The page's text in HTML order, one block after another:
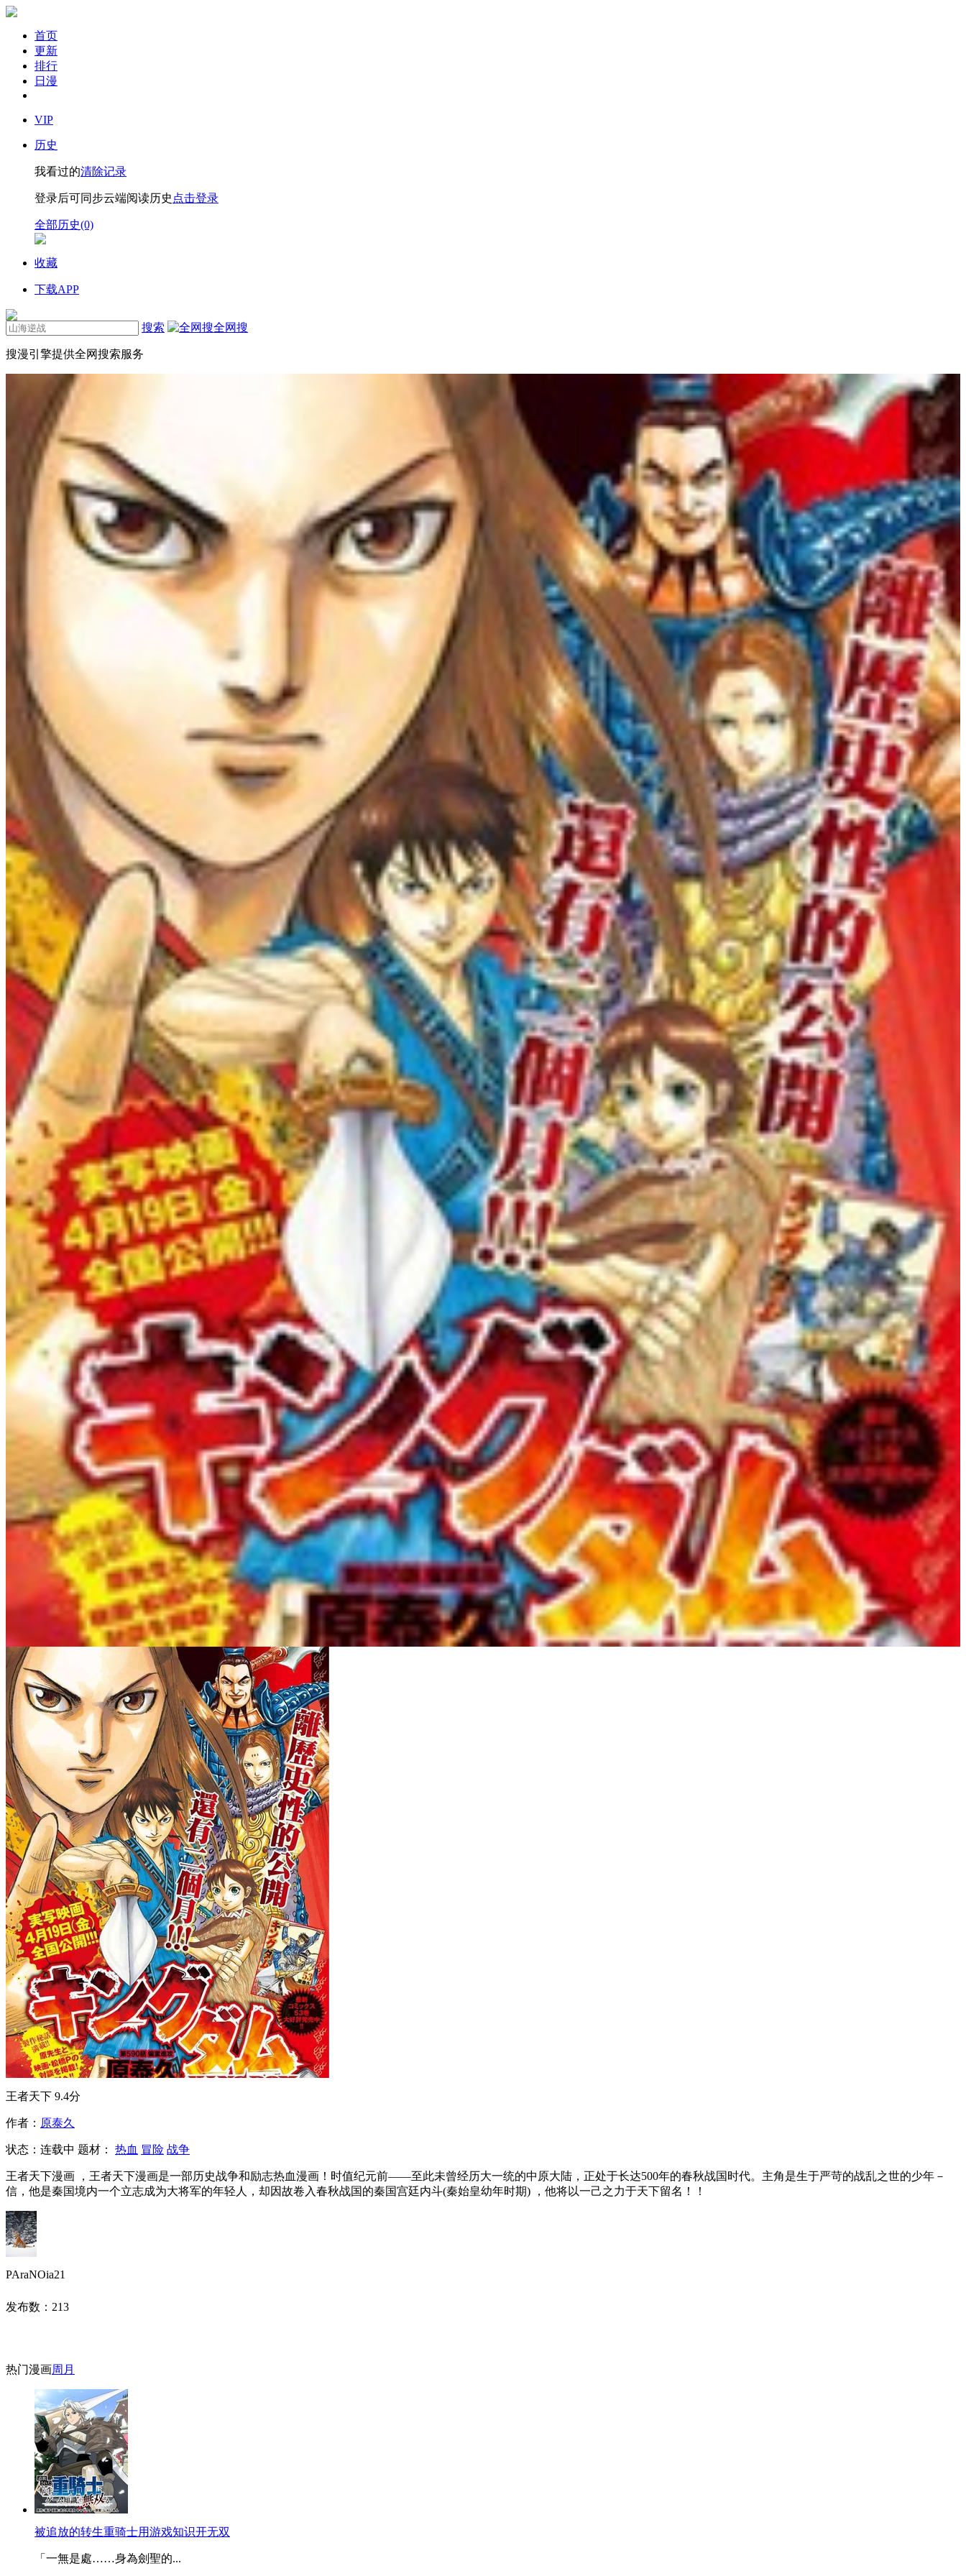
首页
更新
排行
日漫
VIP
历史
我看过的清除记录
登录后可同步云端阅读历史 点击登录
全部历史(0)
收藏
下载APP
搜索 全网搜
搜漫引擎提供全网搜索服务
王者天下 9.4分
作者： 原泰久
状态： 连载中 题材： 热血 冒险 战争
王者天下漫画 ，王者天下漫画是一部历史战争和励志热血漫画！时值纪元前——至此未曾经历大一统的中原大陆，正处于长达500年的春秋战国时代。主角是生于严苛的战乱之世的少年－
信，他是秦国境内一个立志成为大将军的年轻人，却因故卷入春秋战国的秦国宫廷内斗(秦始皇幼年时期) ，他将以一己之力于天下留名！！
PAraNOia21
发布数： 213
热门漫画周 月
被追放的转生重骑士用游戏知识开无双
「一無是處……身為劍聖的...